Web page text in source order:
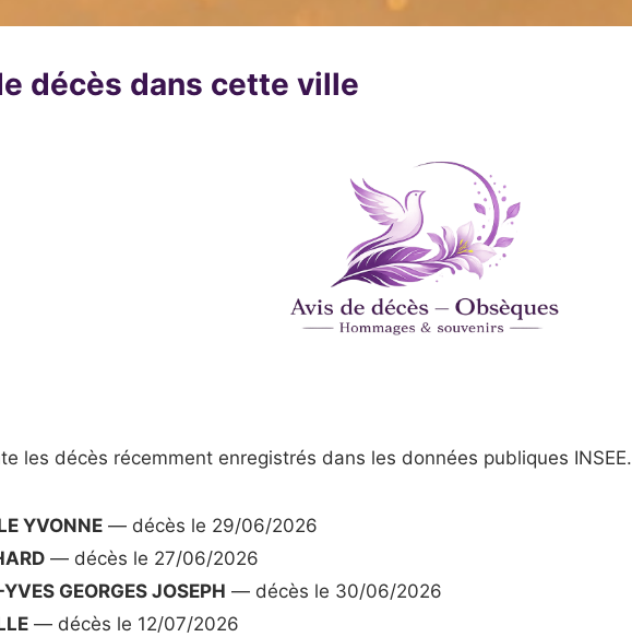
décès dans cette ville
les décès récemment enregistrés dans les données publiques INSEE.
YVONNE — décès le 29/06/2026
— décès le 27/06/2026
GEORGES JOSEPH — décès le 30/06/2026
— décès le 12/07/2026